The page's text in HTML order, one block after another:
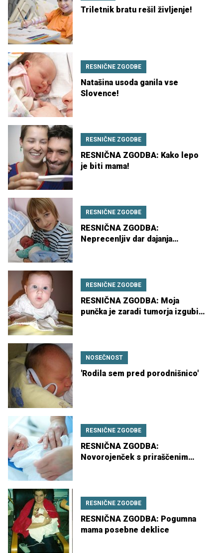
Triletnik bratu rešil življenje!
RESNIČNE ZGODBE
Natašina usoda ganila vse
Slovence!
RESNIČNE ZGODBE
RESNIČNA ZGODBA: Kako lepo
je biti mama!
RESNIČNE ZGODBE
RESNIČNA ZGODBA:
Neprecenljiv dar dajanja
RESNIČNE ZGODBE
RESNIČNA ZGODBA: Moja
punčka je zaradi tumorja izgubila
NOSEČNOST
'Rodila sem pred porodnišnico'
RESNIČNE ZGODBE
RESNIČNA ZGODBA:
Novorojenček s priraščenim
RESNIČNE ZGODBE
RESNIČNA ZGODBA: Pogumna
mama posebne deklice